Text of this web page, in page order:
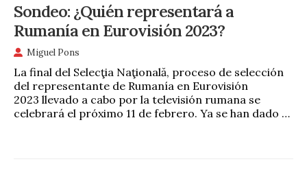
Sondeo: ¿Quién representará a
Rumanía en Eurovisión 2023?
Miguel Pons
La final del Selecţia Naţională, proceso de selección
del representante de Rumanía en Eurovisión
2023 llevado a cabo por la televisión rumana se
celebrará el próximo 11 de febrero. Ya se han dado …